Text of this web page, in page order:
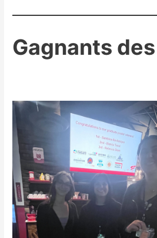
Gagnants des